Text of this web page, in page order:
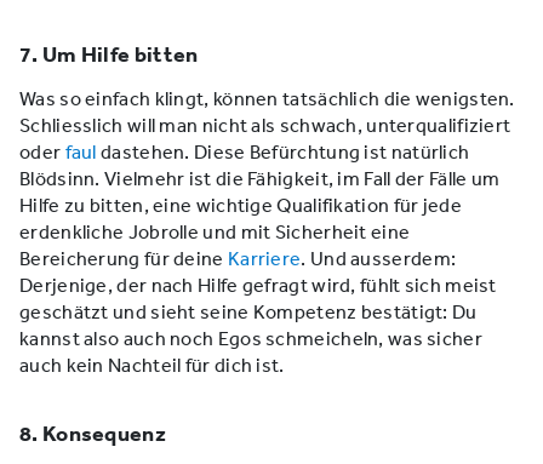
7. Um Hilfe bitten
Was so einfach klingt, können tatsächlich die wenigsten.
Schliesslich will man nicht als schwach, unterqualifiziert
oder faul dastehen. Diese Befürchtung ist natürlich
Blödsinn. Vielmehr ist die Fähigkeit, im Fall der Fälle um
Hilfe zu bitten, eine wichtige Qualifikation für jede
erdenkliche Jobrolle und mit Sicherheit eine
Bereicherung für deine Karriere. Und ausserdem:
Derjenige, der nach Hilfe gefragt wird, fühlt sich meist
geschätzt und sieht seine Kompetenz bestätigt: Du
kannst also auch noch Egos schmeicheln, was sicher
auch kein Nachteil für dich ist.
8. Konsequenz